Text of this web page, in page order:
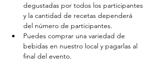
degustadas por todos los participantes
y la cantidad de recetas dependerá
del número de participantes.
Puedes comprar una variedad de
bebidas en nuestro local y pagarlas al
final del evento.